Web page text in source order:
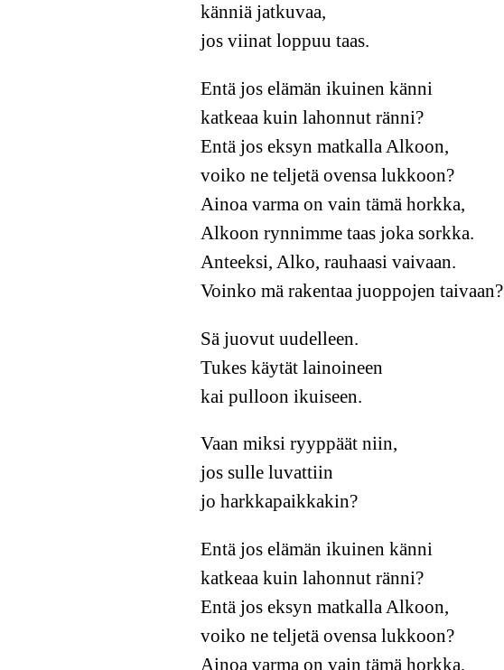
känniä jatkuvaa,
jos viinat loppuu taas.
Entä jos elämän ikuinen känni
katkeaa kuin lahonnut ränni?
Entä jos eksyn matkalla Alkoon,
voiko ne teljetä ovensa lukkoon?
Ainoa varma on vain tämä horkka,
Alkoon rynnimme taas joka sorkka.
Anteeksi, Alko, rauhaasi vaivaan.
Voinko mä rakentaa juoppojen taivaan?
Sä juovut uudelleen.
Tukes käytät lainoineen
kai pulloon ikuiseen.
Vaan miksi ryyppäät niin,
jos sulle luvattiin
jo harkkapaikkakin?
Entä jos elämän ikuinen känni
katkeaa kuin lahonnut ränni?
Entä jos eksyn matkalla Alkoon,
voiko ne teljetä ovensa lukkoon?
Ainoa varma on vain tämä horkka,